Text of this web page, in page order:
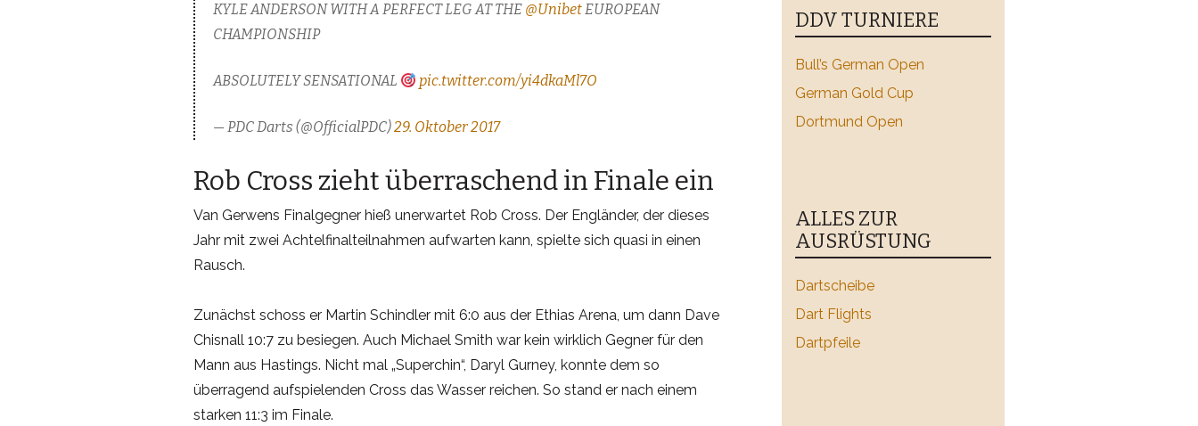
KYLE ANDERSON WITH A PERFECT LEG AT THE @UnibetEUROPEAN
CHAMPIONSHIP
ABSOLUTELY SENSATIONAL pic.twitter.com/yi4dkaMl7O
— PDC Darts (@OfficialPDC)29. Oktober 2017
Rob Cross zieht überraschend in Finale ein
Van Gerwens Finalgegner hieß unerwartet Rob Cross. Der Engländer, der dieses
Jahr mit zwei Achtelfinalteilnahmen aufwarten kann, spielte sich quasi in einen
Rausch.
Zunächst schoss er Martin Schindler mit 6:0 aus der Ethias Arena, um dann Dave
Chisnall 10:7 zu besiegen. Auch Michael Smith war kein wirklich Gegner für den
Mann aus Hastings. Nicht mal „Superchin“, Daryl Gurney, konnte dem so
überragend aufspielenden Cross das Wasser reichen. So stand er nach einem
starken 11:3 im Finale.
DDV TURNIERE
Bull’s German Open
German Gold Cup
Dortmund Open
ALLES ZUR
AUSRÜSTUNG
Dartscheibe
Dart Flights
Dartpfeile